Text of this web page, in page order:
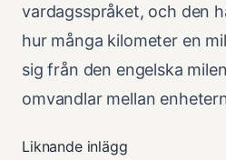
vardagsspråket, och den
hur många kilometer en
sig från den engelska
omvandlar mellan
Liknande inlägg